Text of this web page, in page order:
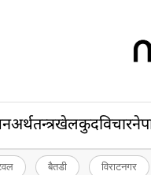
अर्थतन्त्रखेलकुदविचार
बैतडी विराटनगर